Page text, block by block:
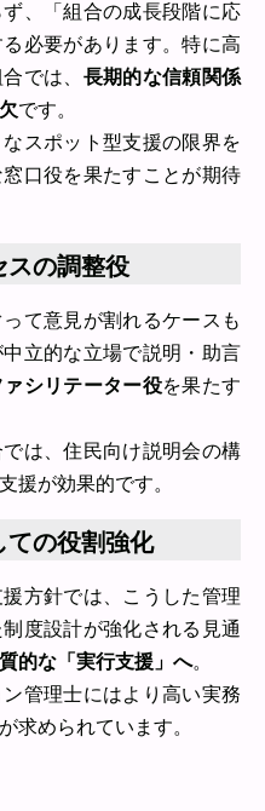
、「組合の成長段階に応
必要があります。特に高
では、 長期的な信頼関係
です。
スポット型支援の限界を
口役を果たすことが期待
スの調整役
て意見が割れるケースも
立的な立場で説明・助言
シリテーター役を果たす
は、住民向け説明会の構
援が効果的です。
ての役割強化
方針では、こうした管理
度設計が強化される見通
的な「実行支援」へ。
管理士にはより高い実務
求められています。